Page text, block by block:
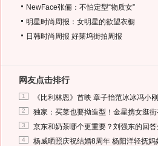
NewFace张俪：不怕定型“物质女”
明星时尚周报：女明星的欲望衣橱
日韩时尚周报 好莱坞街拍周报
网友点击排行
1 《比利林恩》首映 章子怡范冰冰冯小
2 独家：买菜也要拗造型！金星携女逛
3 京东和奶茶哪个更重要？刘强东的回答
4 杨威晒照庆祝结婚8周年 杨阳洋轻抚妈